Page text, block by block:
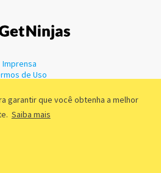
garantir que você obtenha a melhor
Saiba mais
Imprensa
de Uso
CNPJ 55.744.877/0001-89 - Rua Dr.
3º andar - São Paulo/SP - Brasil